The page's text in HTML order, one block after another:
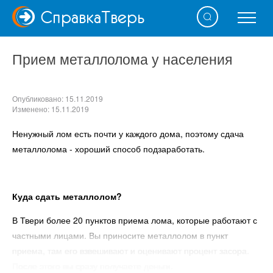
СправкаТверь
Прием металлолома у населения
Опубликовано: 15.11.2019
Изменено: 15.11.2019
Ненужный лом есть почти у каждого дома, поэтому сдача
металлолома - хороший способ подзаработать.
Куда сдать металлолом?
В Твери более 20 пунктов приема лома, которые работают с
частными лицами. Вы приносите металлолом в пункт